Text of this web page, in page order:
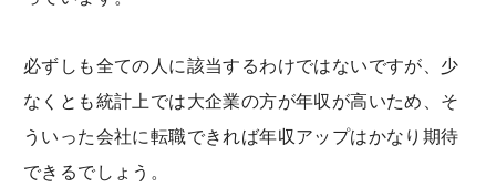
必ずしも全ての人に該当するわけではないですが、少
なくとも統計上では大企業の方が年収が高いため、そ
ういった会社に転職できれば年収アップはかなり期待
できるでしょう。